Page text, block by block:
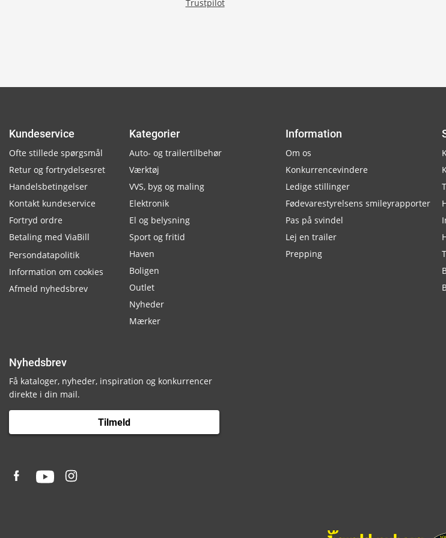
Trustpilot
Kundeservice
Ofte stillede spørgsmål
Retur og fortrydelsesret
Handelsbetingelser
Kontakt kundeservice
Fortryd ordre
Betaling med ViaBill
Persondatapolitik
Information om cookies
Afmeld nyhedsbrev
Kategorier
Auto- og trailertilbehør
Værktøj
VVS, byg og maling
Elektronik
El og belysning
Sport og fritid
Haven
Boligen
Outlet
Nyheder
Mærker
Information
Om os
Konkurrencevindere
Ledige stillinger
Fødevarestyrelsens smileyrapporter
Pas på svindel
Lej en trailer
Prepping
Nyhedsbrev
Få kataloger, nyheder, inspiration og konkurrencer
direkte i din mail.
Tilmeld